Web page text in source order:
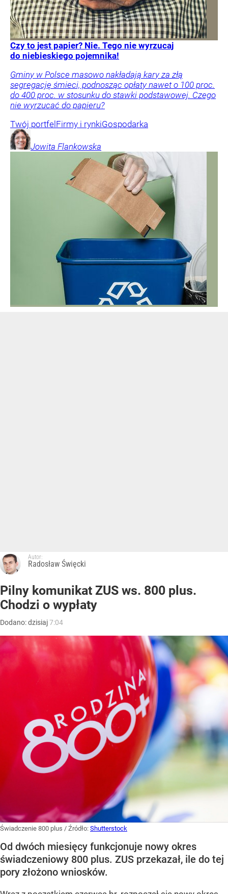
Czy to jest papier? Nie. Tego nie wyrzucaj
do niebieskiego pojemnika!
Gminy w Polsce masowo nakładają kary za złą
segregację śmieci, podnosząc opłaty nawet o 100 proc.
do 400 proc. w stosunku do stawki podstawowej. Czego
nie wyrzucać do papieru?
Twój portfelFirmy i rynkiGospodarka
Jowita Flankowska
Autor:
Radosław Święcki
Pilny komunikat ZUS ws. 800 plus.
Chodzi o wypłaty
Dodano:dzisiaj7:04
Świadczenie 800 plus / Źródło: Shutterstock
Od dwóch miesięcy funkcjonuje nowy okres
świadczeniowy 800 plus. ZUS przekazał, ile do tej
pory złożono wniosków.